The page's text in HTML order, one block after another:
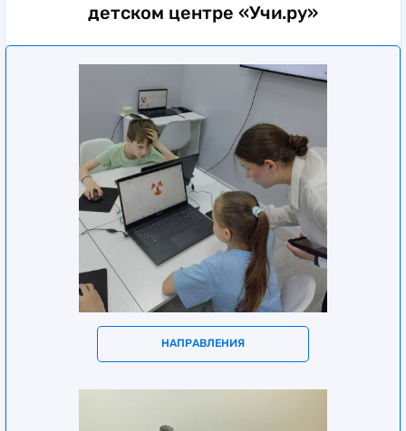
детском центре «Учи.ру»
НАПРАВЛЕНИЯ